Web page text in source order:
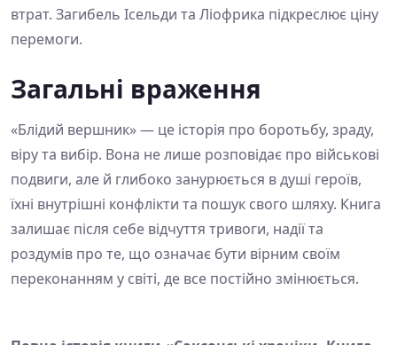
втрат. Загибель Ісельди та Ліофрика підкреслює ціну
перемоги.
Загальні враження
«Блідий вершник» — це історія про боротьбу, зраду,
віру та вибір. Вона не лише розповідає про військові
подвиги, але й глибоко занурюється в душі героїв,
їхні внутрішні конфлікти та пошук свого шляху. Книга
залишає після себе відчуття тривоги, надії та
роздумів про те, що означає бути вірним своїм
переконанням у світі, де все постійно змінюється.